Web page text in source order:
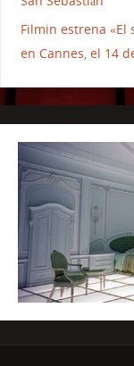
Filmin estrena «El
en Cannes, el 14